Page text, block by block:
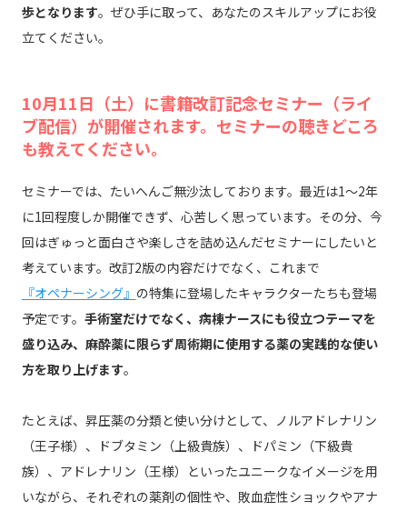
歩となります。ぜひ手に取って、あなたのスキルアップにお役
立てください。
10月11日（土）に書籍改訂記念セミナー（ライ
ブ配信）が開催されます。セミナーの聴きどころ
も教えてください。
セミナーでは、たいへんご無沙汰しております。最近は1〜2年
に1回程度しか開催できず、心苦しく思っています。その分、今
回はぎゅっと面白さや楽しさを詰め込んだセミナーにしたいと
考えています。改訂2版の内容だけでなく、これまで
『オペナーシング』 の特集に登場したキャラクターたちも登場
予定です。 手術室だけでなく、病棟ナースにも役立つテーマを
盛り込み、麻酔薬に限らず周術期に使用する薬の実践的な使い
方を取り上げます。
たとえば、昇圧薬の分類と使い分けとして、ノルアドレナリン
（王子様）、ドブタミン（上級貴族）、ドパミン（下級貴
族）、アドレナリン（王様）といったユニークなイメージを用
いながら、それぞれの薬剤の個性や、敗血症性ショックやアナ